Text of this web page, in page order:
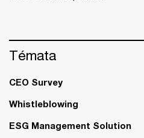
Témata
CEO Survey
Whistleblowing
ESG Management Solution